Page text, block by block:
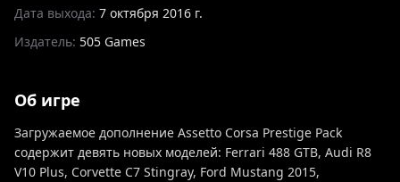
Дата выхода: 7 октября 2016 г.
Издатель: 505 Games
Об игре
Загружаемое дополнение Assetto Corsa Prestige Pack
содержит девять новых моделей: Ferrari 488 GTB, Audi R8
V10 Plus, Corvette C7 Stingray, Ford Mustang 2015,